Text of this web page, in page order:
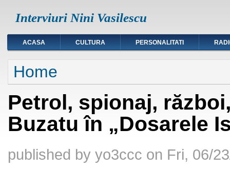
Interviuri Nini Vasilescu
ACASA CULTURA PERSONALITATI
You are here
Home
Petrol, spionaj,
Buzatu în „Dosarele
published by yo3ccc on Fri, 06/